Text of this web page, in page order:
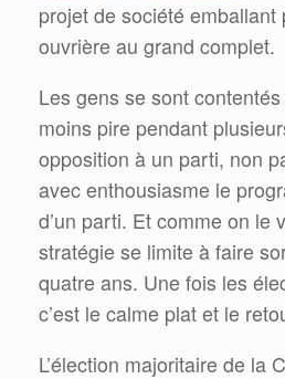
projet de société emballant
ouvrière au grand complet.
Les gens se sont
moins pire pendant
opposition à un parti, non
avec enthousiasme le
d’un parti. Et comme on le
stratégie se limite à faire
quatre ans. Une fois les
c’est le calme plat et le
L’élection majoritaire de la